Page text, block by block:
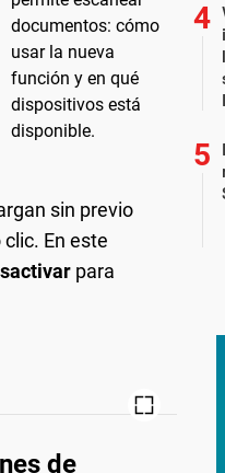
sin previo
En este
para
de